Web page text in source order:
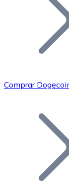
Bitcoin
Comprar